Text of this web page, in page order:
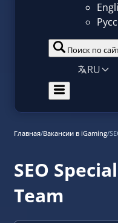
Поиск по
RU
Главная/Вакансии в iGaming/
SEO
Team